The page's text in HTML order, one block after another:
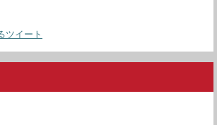
ツイート